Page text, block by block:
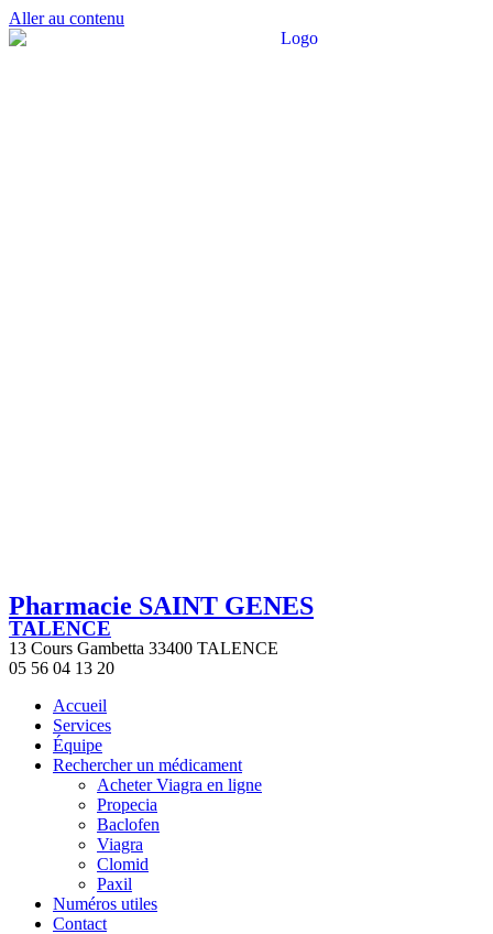
Aller au contenu
Pharmacie SAINT GENES
TALENCE
13 Cours Gambetta 33400 TALENCE
05 56 04 13 20
Accueil
Services
Équipe
Rechercher un médicament
Acheter Viagra en ligne
Propecia
Baclofen
Viagra
Clomid
Paxil
Numéros utiles
Contact